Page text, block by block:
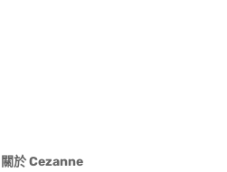
關於Cezanne